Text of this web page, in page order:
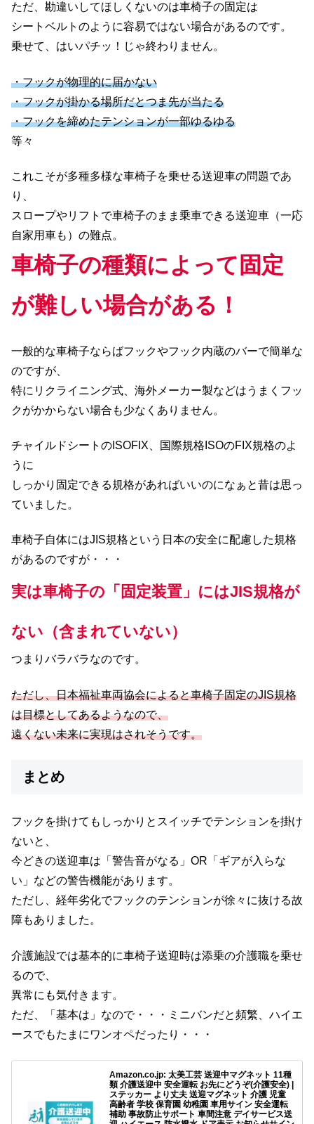
ただ、勘違いしてほしくないのは車椅子の固定は
シートベルトのように容易ではない場合があるのです。
乗せて、はいパチッ！じゃ終わりません。
・フックが物理的に届かない
・フックが掛かる場所だとつま先が当たる
・フックを締めたテンションが一部ゆるゆる
等々
これこそが多種多様な車椅子を乗せる送迎車の問題であ
り、
スロープやリフトで車椅子のまま乗車できる送迎車（一応
自家用車も）の難点。
車椅子の種類によって固定
が難しい場合がある！
一般的な車椅子ならばフックやフック内蔵のバーで簡単な
のですが、
特にリクライニング式、海外メーカー製などはうまくフッ
クがかからない場合も少なくありません。
チャイルドシートのISOFIX、国際規格ISOのFIX規格のよ
うに
しっかり固定できる規格があればいいのになぁと昔は思っ
ていました。
車椅子自体にはJIS規格という日本の安全に配慮した規格
があるのですが・・・
実は車椅子の「固定装置」にはJIS規格が
ない（含まれていない）
つまりバラバラなのです。
ただし、日本福祉車両協会によると車椅子固定のJIS規格
は目標としてあるようなので、
遠くない未来に実現はされそうです。
まとめ
フックを掛けてもしっかりとスイッチでテンションを掛け
ないと、
今どきの送迎車は「警告音がなる」OR「ギアが入らな
い」などの警告機能があります。
ただし、経年劣化でフックのテンションが徐々に抜ける故
障もありました。
介護施設では基本的に車椅子送迎時は添乗の介護職を乗せ
るので、
異常にも気付きます。
ただ、「基本は」なので・・・ミニバンだと頻繁、ハイエ
ースでもたまにワンオペだったり・・・
Amazon.co.jp: 太美工芸 送迎中マグネット 11種
類 介護送迎中 安全運転 お先にどうぞ(介護安全) |
ステッカー より丈夫 送迎マグネット 介護 児童
高齢者 学校 保育園 幼稚園 車用サイン 安全運転
補助 事故防止サポート 車間注意 デイサービス送